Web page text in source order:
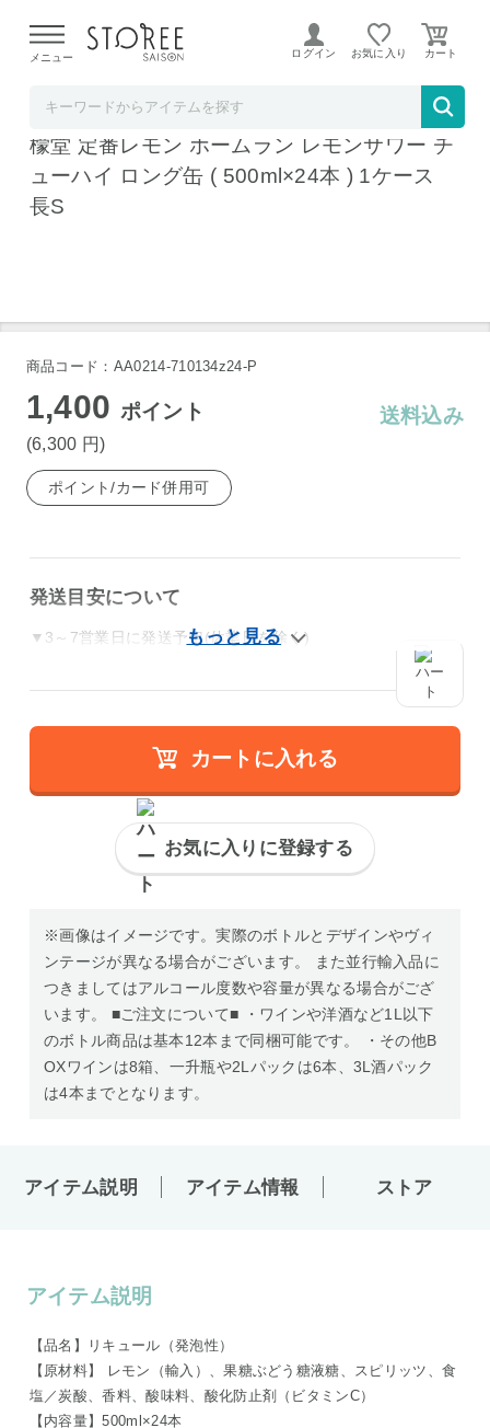
よる配送遅延が発生しております。
メニュー ログイン お気に入り
コカコーラ こだわりレモンサワー専門店 檸
檬堂 定番レモン ホームラン レモンサワー チ
ューハイ ロング缶 ( 500ml×24本 ) 1ケース
長S
商品コード：AA0214-710134z24-P
1,400 ポイント
(6,300 円)
送料込み
ポイント/カード併用可
発送目安について
▼3～7営業日に発送予定(休業日を除く)
カートに入れる
お気に入りに登録する
※画像はイメージです。実際のボトルとデザインやヴィ
ンテージが異なる場合がございます。 また並行輸入品に
つきましてはアルコール度数や容量が異なる場合がござ
います。 ■ご注文について■ ・ワインや洋酒など1L以下
のボトル商品は基本12本まで同梱可能です。 ・その他B
OXワインは8箱、一升瓶や2Lパックは6本、3L酒パック
は4本までとなります。
アイテム説明 アイテム情報 ストア
アイテム説明
【品名】リキュール（発泡性）
【原材料】 レモン（輸入）、果糖ぶどう糖液糖、スピリッツ、食
塩／炭酸、香料、酸味料、酸化防止剤（ビタミンC）
【内容量】500ml×24本